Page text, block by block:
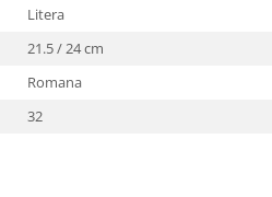
Litera
21.5 / 24 cm
Romana
32